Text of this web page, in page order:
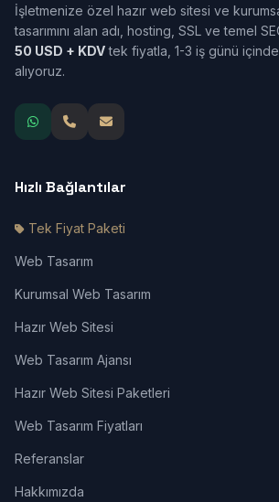
İşletmenize özel hazır web sitesi ve
tasarımını alan adı, hosting, SSL ve temel
50 USD + KDVtek fiyatla, 1-3 iş günü içinde
alıyoruz.
Hızlı Bağlantılar
Tek Fiyat Paketi
Web Tasarım
Kurumsal Web Tasarım
Hazır Web Sitesi
Web Tasarım Ajansı
Hazır Web Sitesi Paketleri
Web Tasarım Fiyatları
Referanslar
Hakkımızda